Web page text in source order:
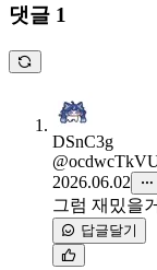
댓글 1
DSnC3g
2026.06.02
그럼 재밌을
답글달기